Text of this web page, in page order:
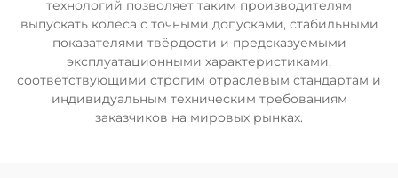
технологий позволяет таким производителям
выпускать колёса с точными допусками, стабильными
показателями твёрдости и предсказуемыми
эксплуатационными характеристиками,
соответствующими строгим отраслевым стандартам и
индивидуальным техническим требованиям
заказчиков на мировых рынках.